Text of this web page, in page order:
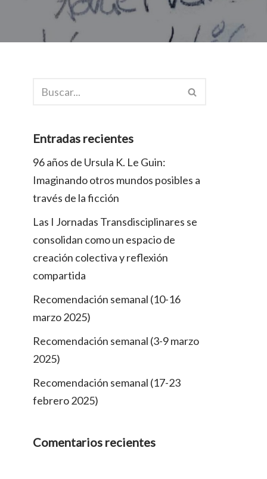
Entradas recientes
96 años de Ursula K. Le Guin:
Imaginando otros mundos posibles a
través de la ficción
Las I Jornadas Transdisciplinares se
consolidan como un espacio de
creación colectiva y reflexión
compartida
Recomendación semanal (10-16
marzo 2025)
Recomendación semanal (3-9 marzo
2025)
Recomendación semanal (17-23
febrero 2025)
Comentarios recientes